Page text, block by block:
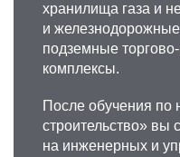
хранилища газа и
и
подземные
комплексы.
После обучения
строительство» вы
на инженерных и